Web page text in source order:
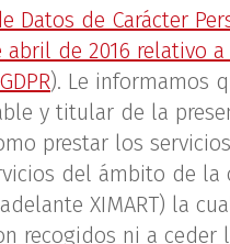
Datos de Carácter
de 2016 relativo
). Le informamos
y titular de la
prestar los
del ámbito de
XIMART) la
recogidos ni a